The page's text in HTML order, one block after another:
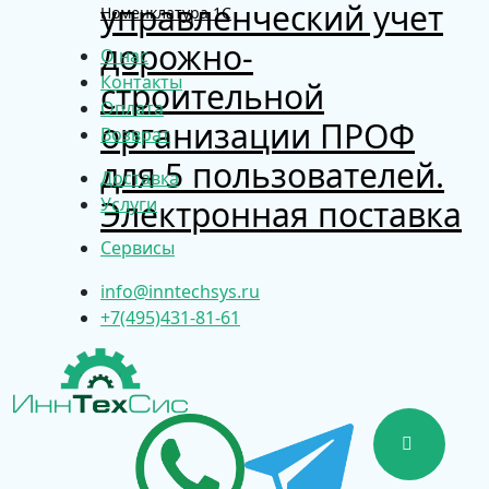
управленческий учет
дорожно-
строительной
организации ПРОФ
для 5 пользователей.
Электронная поставка
Номенклатура 1С
О нас
Контакты
Оплата
Возврат
Доставка
Услуги
Сервисы
info@inntechsys.ru
+7(495)431-81-61